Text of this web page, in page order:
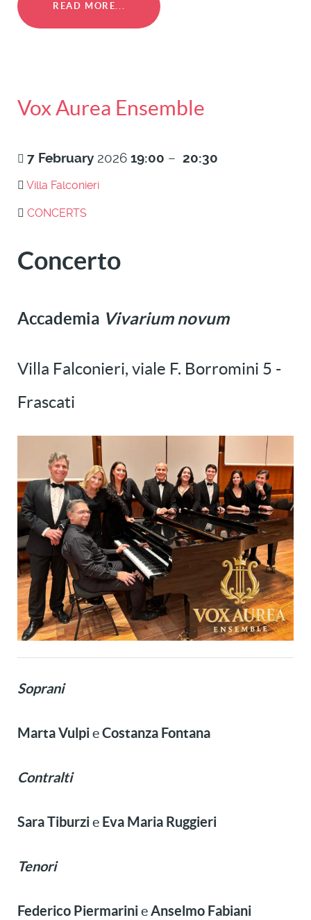
READ MORE...
Vox Aurea Ensemble
7 February 2026 19:00 – 20:30
Villa Falconieri
CONCERTS
Concerto
Accademia Vivarium novum
Villa Falconieri, viale F. Borromini 5 -
Frascati
Soprani
Marta VulpieCostanza Fontana
Contralti
Sara Tiburzie Eva Maria Ruggieri
Tenori
Federico PiermarinieAnselmo Fabiani